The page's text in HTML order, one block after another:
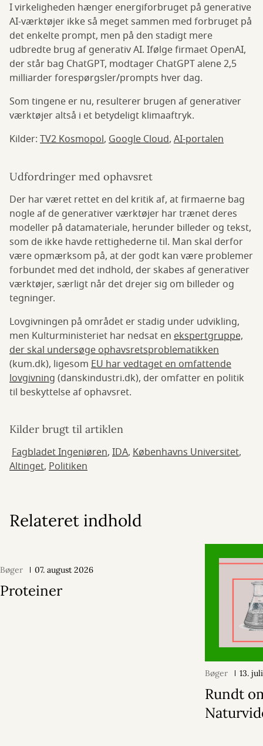
I virkeligheden hænger energiforbruget på generative
AI-værktøjer ikke så meget sammen med forbruget på
det enkelte prompt, men på den stadigt mere
udbredte brug af generativ AI. Ifølge firmaet OpenAI,
der står bag ChatGPT, modtager ChatGPT alene 2,5
milliarder forespørgsler/prompts hver dag.
Som tingene er nu, resulterer brugen af generativer
værktøjer altså i et betydeligt klimaaftryk.
Kilder: TV2 Kosmopol, Google Cloud, AI-portalen
Udfordringer med ophavsret
Der har været rettet en del kritik af, at firmaerne bag
nogle af de generativer værktøjer har trænet deres
modeller på datamateriale, herunder billeder og tekst,
som de ikke havde rettighederne til. Man skal derfor
være opmærksom på, at der godt kan være problemer
forbundet med det indhold, der skabes af generativer
værktøjer, særligt når det drejer sig om billeder og
tegninger.
Lovgivningen på området er stadig under udvikling,
men Kulturministeriet har nedsat en ekspertgruppe,
der skal undersøge ophavsretsproblematikken
(kum.dk), ligesom EU har vedtaget en omfattende
lovgivning (danskindustri.dk), der omfatter en politik
til beskyttelse af ophavsret.
Kilder brugt til artiklen
Fagbladet Ingeniøren, IDA, Københavns Universitet,
Altinget, Politiken
Relateret indhold
Bøger 07. august 2026
Proteiner
Bøger 13.
Rundt